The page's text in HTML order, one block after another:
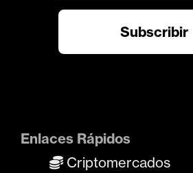
Enlaces Rápidos
Criptomercados